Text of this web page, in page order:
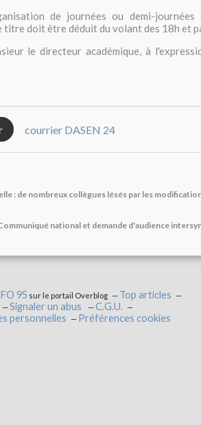
de journées ou demi-
doit être déduit du volant des 18h et
le directeur académique, à
courrier DASEN 24
: de nombreux collègues lésés par les
national et demande d'audience
95 sur le portail Overblog
Top articles
Signaler un abus
C.G.U.
personnelles
Préférences cookies